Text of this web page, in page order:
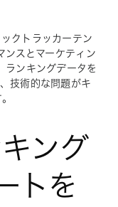
クトラッカーテン
ンスとマーケティン
ランキングデータを
技術的な問題がキ
ング
トを